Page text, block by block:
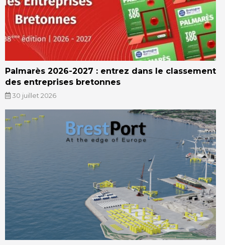
Palmarès 2026-2027 : entrez dans le classement
des entreprises bretonnes
30 juillet 2026